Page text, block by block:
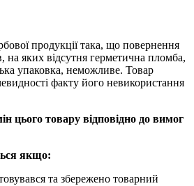
продукції така, що повернення
на яких відсутня герметична пломба,
упаковка, неможливе. Товар
факту його невикористання
цього товару відповідно до вимог
якщо:
та збережено товарний